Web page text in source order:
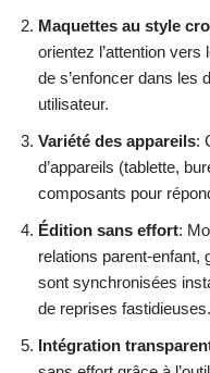
Maquettes au style
orientez l’attention vers
de s’enfoncer dans les
utilisateur.
Variété des appareils:
d’appareils (tablette,
composants pour
Édition sans effort:
relations parent-enfant,
sont synchronisées
de reprises fastidieuses.
Intégration